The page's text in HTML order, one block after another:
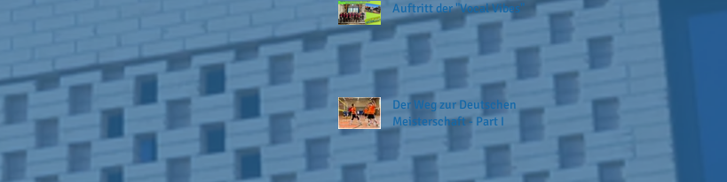
Auftritt der "Vocal Vibes"
Der Weg zur Deutschen
Meisterschaft - Part I